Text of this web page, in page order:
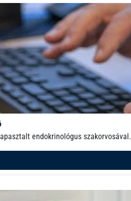
endokrinológus szakorvosával.